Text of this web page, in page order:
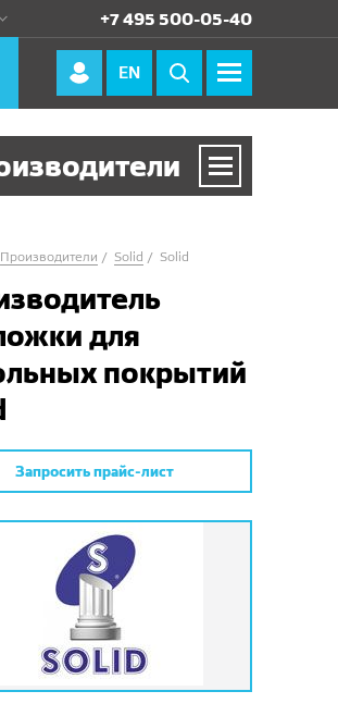
+7 495 500-05-40
EN
Тафт
Broadloom
разрезной ворс
Производители Solid Solid
для
покрытий
Запросить прайс-лист